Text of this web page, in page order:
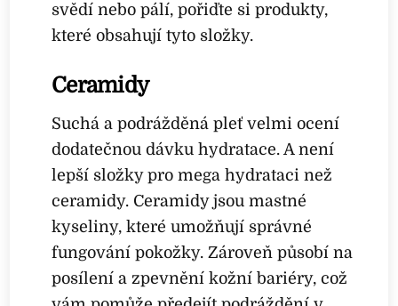
svědí nebo pálí, pořiďte si produkty,
které obsahují tyto složky.
Ceramidy
Suchá a podrážděná pleť velmi ocení
dodatečnou dávku hydratace. A není
lepší složky pro mega hydrataci než
ceramidy. Ceramidy jsou mastné
kyseliny, které umožňují správné
fungování pokožky. Zároveň působí na
posílení a zpevnění kožní bariéry, což